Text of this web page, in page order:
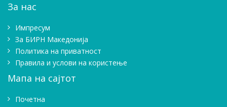
За нас
Импресум
Зa БИРН Македонија
Политика на приватност
Правила и услови на користење
Мапа на сајтот
Почетна